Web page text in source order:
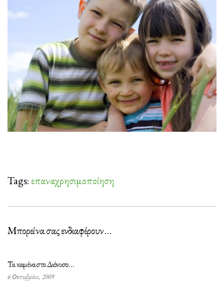
Tags: επαναχρησιμοποίηση
Μπορεί να σας ενδιαφέρουν …
Τα καμένα στο Διόνυσο …
6 Οκτωβρίου, 2009